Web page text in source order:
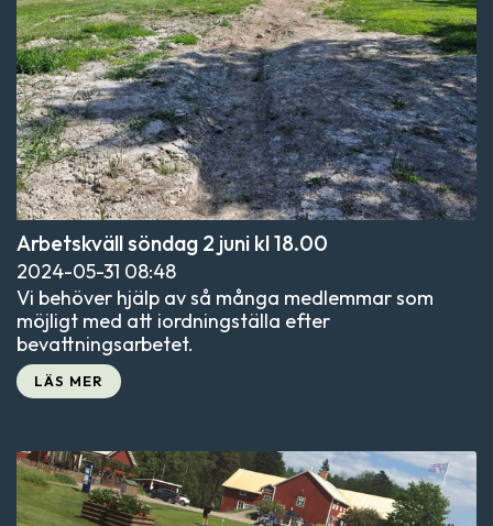
Arbetskväll söndag 2 juni kl 18.00
2024-05-31 08:48
Vi behöver hjälp av så många medlemmar som
möjligt med att iordningställa efter
bevattningsarbetet.
LÄS MER